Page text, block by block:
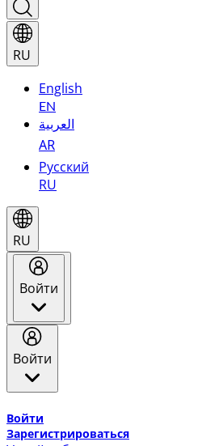
RU
English
EN
العربية
AR
Русский
RU
RU
Войти
Войти
Войти
Зарегистрироваться